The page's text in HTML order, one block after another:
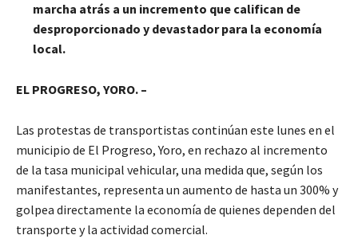
marcha atrás a un incremento que califican de
desproporcionado y devastador para la economía
local.
EL PROGRESO, YORO. –
Las protestas de transportistas continúan este lunes en el
municipio de El Progreso, Yoro, en rechazo al incremento
de la tasa municipal vehicular, una medida que, según los
manifestantes, representa un aumento de hasta un 300% y
golpea directamente la economía de quienes dependen del
transporte y la actividad comercial.